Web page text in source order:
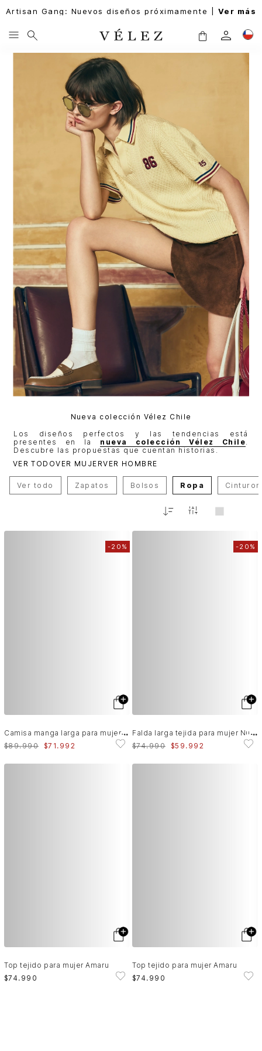
Artisan Gang: Nuevos diseños próximamente | Ver más
Nueva colección Vélez Chile
Los diseños perfectos y las tendencias está
presentes en la nueva colección Vélez Chile
Descubre las propuestas que cuentan historias.
VER TODOVER MUJERVER HOMBRE
Ver todo Zapatos Bolsos Ropa
Relevancia
-20%
C
amisa manga larga para mujer Pearl
$89.990 $71 . 992
-20%
F
alda larga tejida para mujer Nuna
$74.990 $59 . 992
Top tejido para mujer Amaru
$74. 990
Top tejido para mujer Amaru
$74. 990